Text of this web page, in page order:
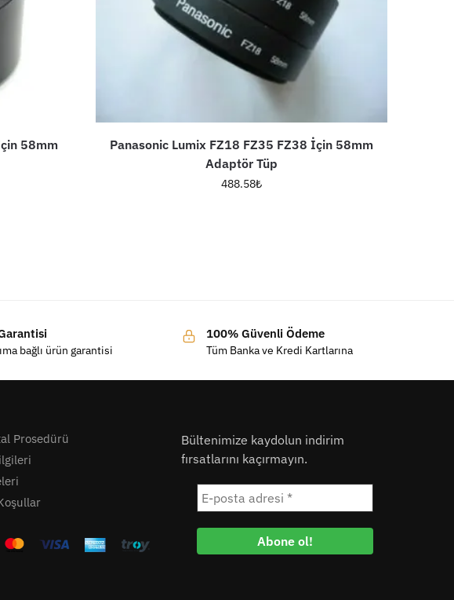
58mm
Panasonic Lumix FZ18 FZ35 FZ38 İçin 58mm
Adaptör Tüp
488.58₺
bağlı ürün garantisi
100% Güvenli Ödeme
Tüm Banka ve Kredi Kartlarına
Prosedürü
Bültenimize kaydolun indirim
fırsatlarını kaçırmayın.